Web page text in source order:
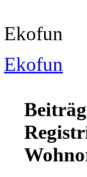
Ekofun
Ekofun